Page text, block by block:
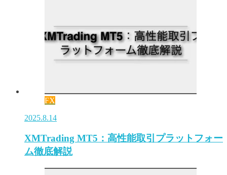
FX
2025.8.14
XMTrading MT5：高性能取引プラットフォー
ム徹底解説